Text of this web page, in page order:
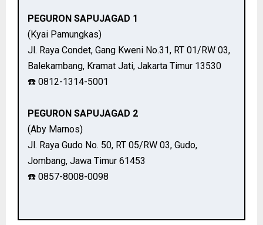
PEGURON SAPUJAGAD 1
(Kyai Pamungkas)
Jl. Raya Condet, Gang Kweni No.31, RT 01/RW 03,
Balekambang, Kramat Jati, Jakarta Timur 13530
☎️ 0812-1314-5001
PEGURON SAPUJAGAD 2
(Aby Marnos)
Jl. Raya Gudo No. 50, RT 05/RW 03, Gudo,
Jombang, Jawa Timur 61453
☎️ 0857-8008-0098